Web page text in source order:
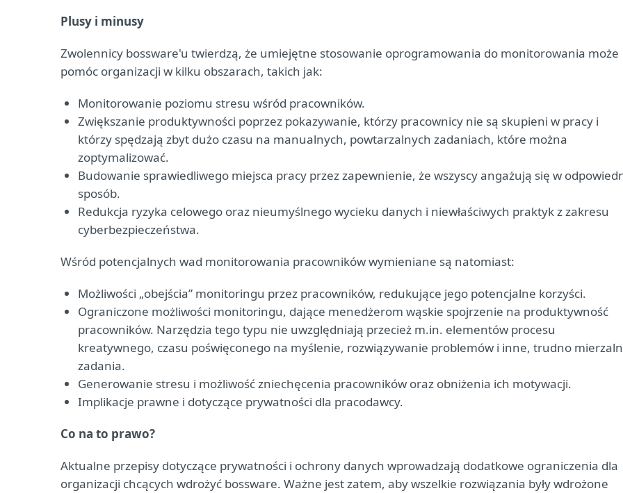
Plusy i minusy
Zwolennicy bossware'u twierdzą, że umiejętne stosowanie oprogramowania do monitorowania może
pomóc organizacji w kilku obszarach, takich jak:
Monitorowanie poziomu stresu wśród pracowników.
Zwiększanie produktywności poprzez pokazywanie, którzy pracownicy nie są skupieni w pracy i
którzy spędzają zbyt dużo czasu na manualnych, powtarzalnych zadaniach, które można
zoptymalizować.
Budowanie sprawiedliwego miejsca pracy przez zapewnienie, że wszyscy angażują się w
sposób.
Redukcja ryzyka celowego oraz nieumyślnego wycieku danych i niewłaściwych praktyk z zakresu
cyberbezpieczeństwa.
Wśród potencjalnych wad monitorowania pracowników wymieniane są natomiast:
Możliwości „obejścia” monitoringu przez pracowników, redukujące jego potencjalne korzyści.
Ograniczone możliwości monitoringu, dające menedżerom wąskie spojrzenie na produktywność
pracowników. Narzędzia tego typu nie uwzględniają przecież m.in. elementów procesu
kreatywnego, czasu poświęconego na myślenie, rozwiązywanie problemów i inne, trudno
zadania.
Generowanie stresu i możliwość zniechęcenia pracowników oraz obniżenia ich motywacji.
Implikacje prawne i dotyczące prywatności dla pracodawcy.
Co na to prawo?
Aktualne przepisy dotyczące prywatności i ochrony danych wprowadzają dodatkowe ograniczenia dla
organizacji chcących wdrożyć bossware. Ważne jest zatem, aby wszelkie rozwiązania były wdrożone